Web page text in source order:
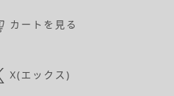
カートを見る
X(エックス)